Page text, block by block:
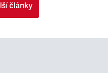
články